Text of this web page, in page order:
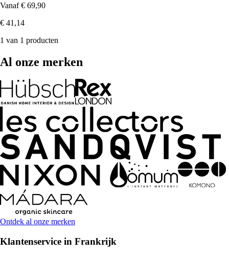
Vanaf € 69,90
€ 41,14
1 van 1 producten
Al onze merken
Ontdek al onze merken
Klantenservice in Frankrijk